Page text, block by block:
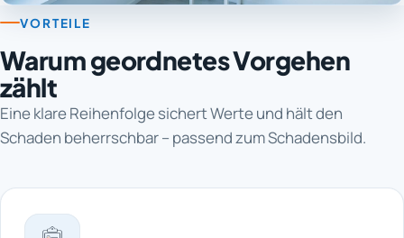
VORTEILE
Warum geordnetes Vorgehen
zählt
Eine klare Reihenfolge sichert Werte und hält den
Schaden beherrschbar – passend zum Schadensbild.